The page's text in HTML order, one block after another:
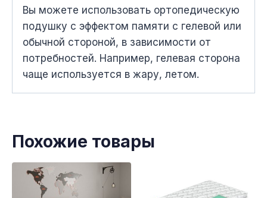
Вы можете использовать ортопедическую
подушку с эффектом памяти с гелевой или
обычной стороной, в зависимости от
потребностей. Например, гелевая сторона
чаще используется в жару, летом.
Похожие товары